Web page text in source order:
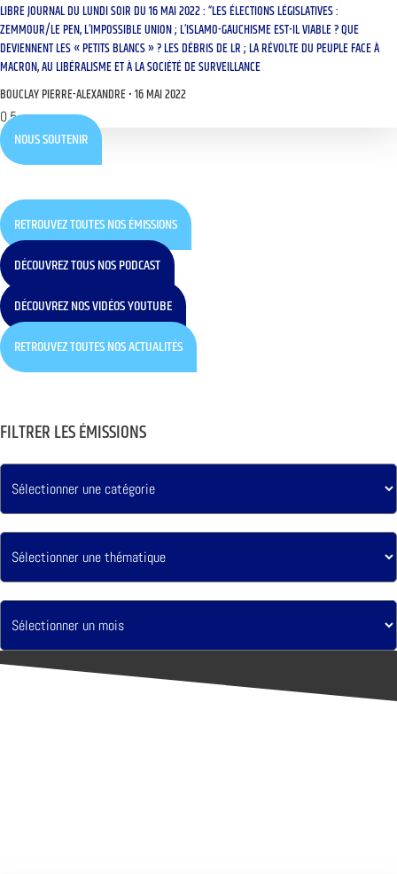
LIBRE JOURNAL DU LUNDI SOIR DU 16 MAI 2022 : “LES ÉLECTIONS LÉGISLATIVES :
ZEMMOUR/LE PEN, L’IMPOSSIBLE UNION ; L’ISLAMO-GAUCHISME EST-IL VIABLE ? QUE
DEVIENNENT LES « PETITS BLANCS » ? LES DÉBRIS DE LR ; LA RÉVOLTE DU PEUPLE FACE À
MACRON, AU LIBÉRALISME ET À LA SOCIÉTÉ DE SURVEILLANCE
BOUCLAY PIERRE-ALEXANDRE 16 MAI 2022
NOUS SOUTENIR
RETROUVEZ TOUTES NOS ÉMISSIONS
DÉCOUVREZ TOUS NOS PODCAST
DÉCOUVREZ NOS VIDÉOS YOUTUBE
RETROUVEZ TOUTES NOS ACTUALITÉS
FILTRER LES ÉMISSIONS